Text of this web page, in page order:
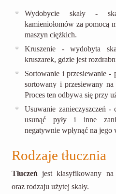
Wydobycie skały -
kamieniołomów za pomocą
maszyn ciężkich.
Kruszenie - wydobyta
kruszarek, gdzie jest
Sortowanie i przesiewanie -
sortowany i przesiewany
Proces ten odbywa się przy
Usuwanie zanieczyszczeń -
usunąć pyły i inne
negatywnie wpłynąć na jego
Rodzaje tłucznia
Tłuczeń jest klasyfikowany
oraz rodzaju użytej skały.